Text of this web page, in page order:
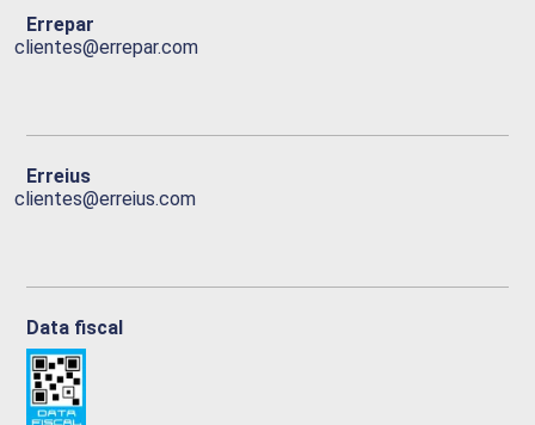
Errepar
clientes@errepar.com
Erreius
clientes@erreius.com
Data fiscal